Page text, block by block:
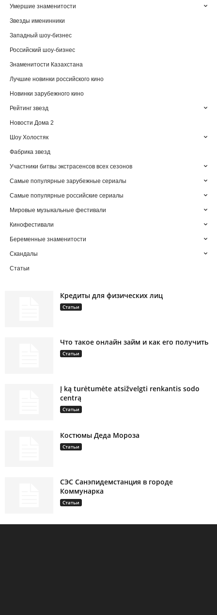
Умершие знаменитости
Звезды именинники
Западный шоу-бизнес
Российский шоу-бизнес
Знаменитости Казахстана
Лучшие новинки российского кино
Новинки зарубежного кино
Рейтинг звезд
Новости Дома 2
Шоу Холостяк
Фабрика звезд
Участники битвы экстрасенсов всех сезонов
Самые популярные зарубежные сериалы
Самые популярные российские сериалы
Мировые музыкальные фестивали
Кинофестивали
Беременные знаменитости
Скандалы
Статьи
Кредиты для физических лиц
Статьи
Что такое онлайн займ и как его получить
Статьи
Į ką turėtumėte atsižvelgti renkantis sodo
centrą
Статьи
Костюмы Деда Мороза
Статьи
СЭС Санэпидемстанция в городе
Коммунарка
Статьи